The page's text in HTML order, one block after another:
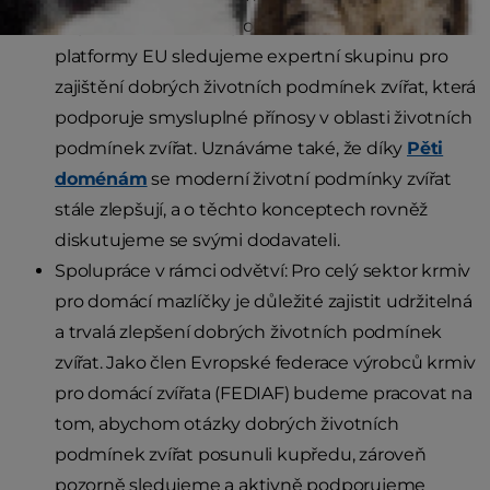
zlepšování životních podmínek zvířat. V rámci
platformy EU sledujeme expertní skupinu pro
zajištění dobrých životních podmínek zvířat, která
podporuje smysluplné přínosy v oblasti životních
podmínek zvířat. Uznáváme také, že díky Pěti
doménám se moderní životní podmínky zvířat
stále zlepšují, a o těchto konceptech rovněž
diskutujeme se svými dodavateli.
Spolupráce v rámci odvětví: Pro celý sektor krmiv
pro domácí mazlíčky je důležité zajistit udržitelná
a trvalá zlepšení dobrých životních podmínek
zvířat. Jako člen Evropské federace výrobců krmiv
pro domácí zvířata (FEDIAF) budeme pracovat na
tom, abychom otázky dobrých životních
podmínek zvířat posunuli kupředu, zároveň
pozorně sledujeme a aktivně podporujeme